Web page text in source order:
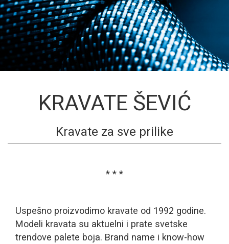
KRAVATE ŠEVIĆ
Kravate za sve prilike
* * *
Uspešno proizvodimo kravate od 1992 godine.
Modeli kravata su aktuelni i prate svetske
trendove palete boja. Brand name i know-how